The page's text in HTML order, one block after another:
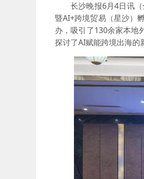
长沙晚报6月4日讯
暨AI+跨境贸易（星沙）
办，吸引了130余家本地
探讨了AI赋能跨境出海的